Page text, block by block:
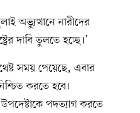
অভ্যুত্থানে নারীদের
দাবি তুলতে হচ্ছে।’
সময় পেয়েছে, এবার
করতে হবে।
উপদেষ্টাকে পদত্যাগ করতে